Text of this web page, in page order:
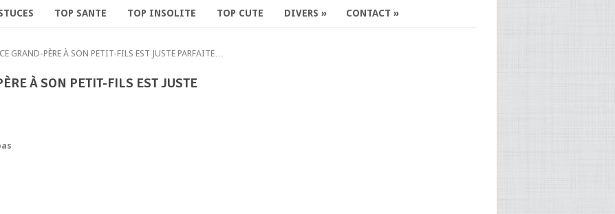
TOP SANTE TOP INSOLITE TOP CUTE DIVERS » CONTACT »
GRAND-PÈRE À SON PETIT-FILS EST JUSTE PARFAITE…
À SON PETIT-FILS EST JUSTE